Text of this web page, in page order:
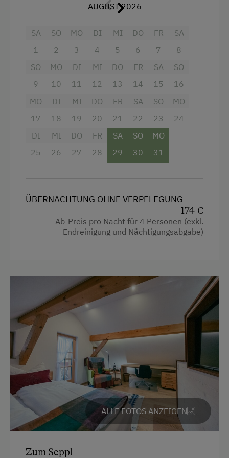
Schneeschuhwanderung
Skibusnähe
Skilift
Tennisplatz
Küche
Küchenausstattung
Kühlschrank
Kaffeemaschine
Ausziehcouch
Doppelbett (Kingsize)
Cerankochfeld
Kühlschrank
Geschirrspüler
Geschirr und Küchenutensilien
Vom zentralen Fluraus erreichen Sie:
Für behagliche Wärme in der kalten Jahreszeit
große Balkon auf der Südostseite
zum Morgenkaffee mit atemberaubendem
Blick
auf das Bergpanorama
ein – ein perfekter Start
in den Tag.
Ausstattung
4 Plattenherd
Aussicht auf eine Berglandschaft
Backofen
Badewanne
AUGUST 2026
SA
1
SO
2
MO
3
DI
4
MI
5
DO
6
FR
7
SA
8
SO
9
MO
10
DI
11
MI
12
DO
13
FR
14
SA
15
SO
16
MO
17
DI
18
MI
19
DO
20
FR
21
SA
22
SO
23
MO
24
DI
25
MI
26
DO
27
FR
28
SA
29
SO
30
MO
31
ÜBERNACHTUNG OHNE VERPFLEGUNG
174 €
Ab-Preis pro Nacht für 4 Personen (exkl.
Endreinigung und Nächtigungsabgabe)
ALLE FOTOS ANZEIGEN
Zum Seppl